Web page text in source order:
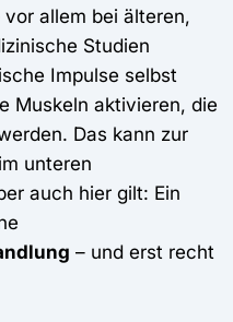
vor allem bei älteren,
Studien
Impulse selbst
Muskeln aktivieren, die
Das kann zur
im unteren
auch hier gilt: Ein
– und erst recht